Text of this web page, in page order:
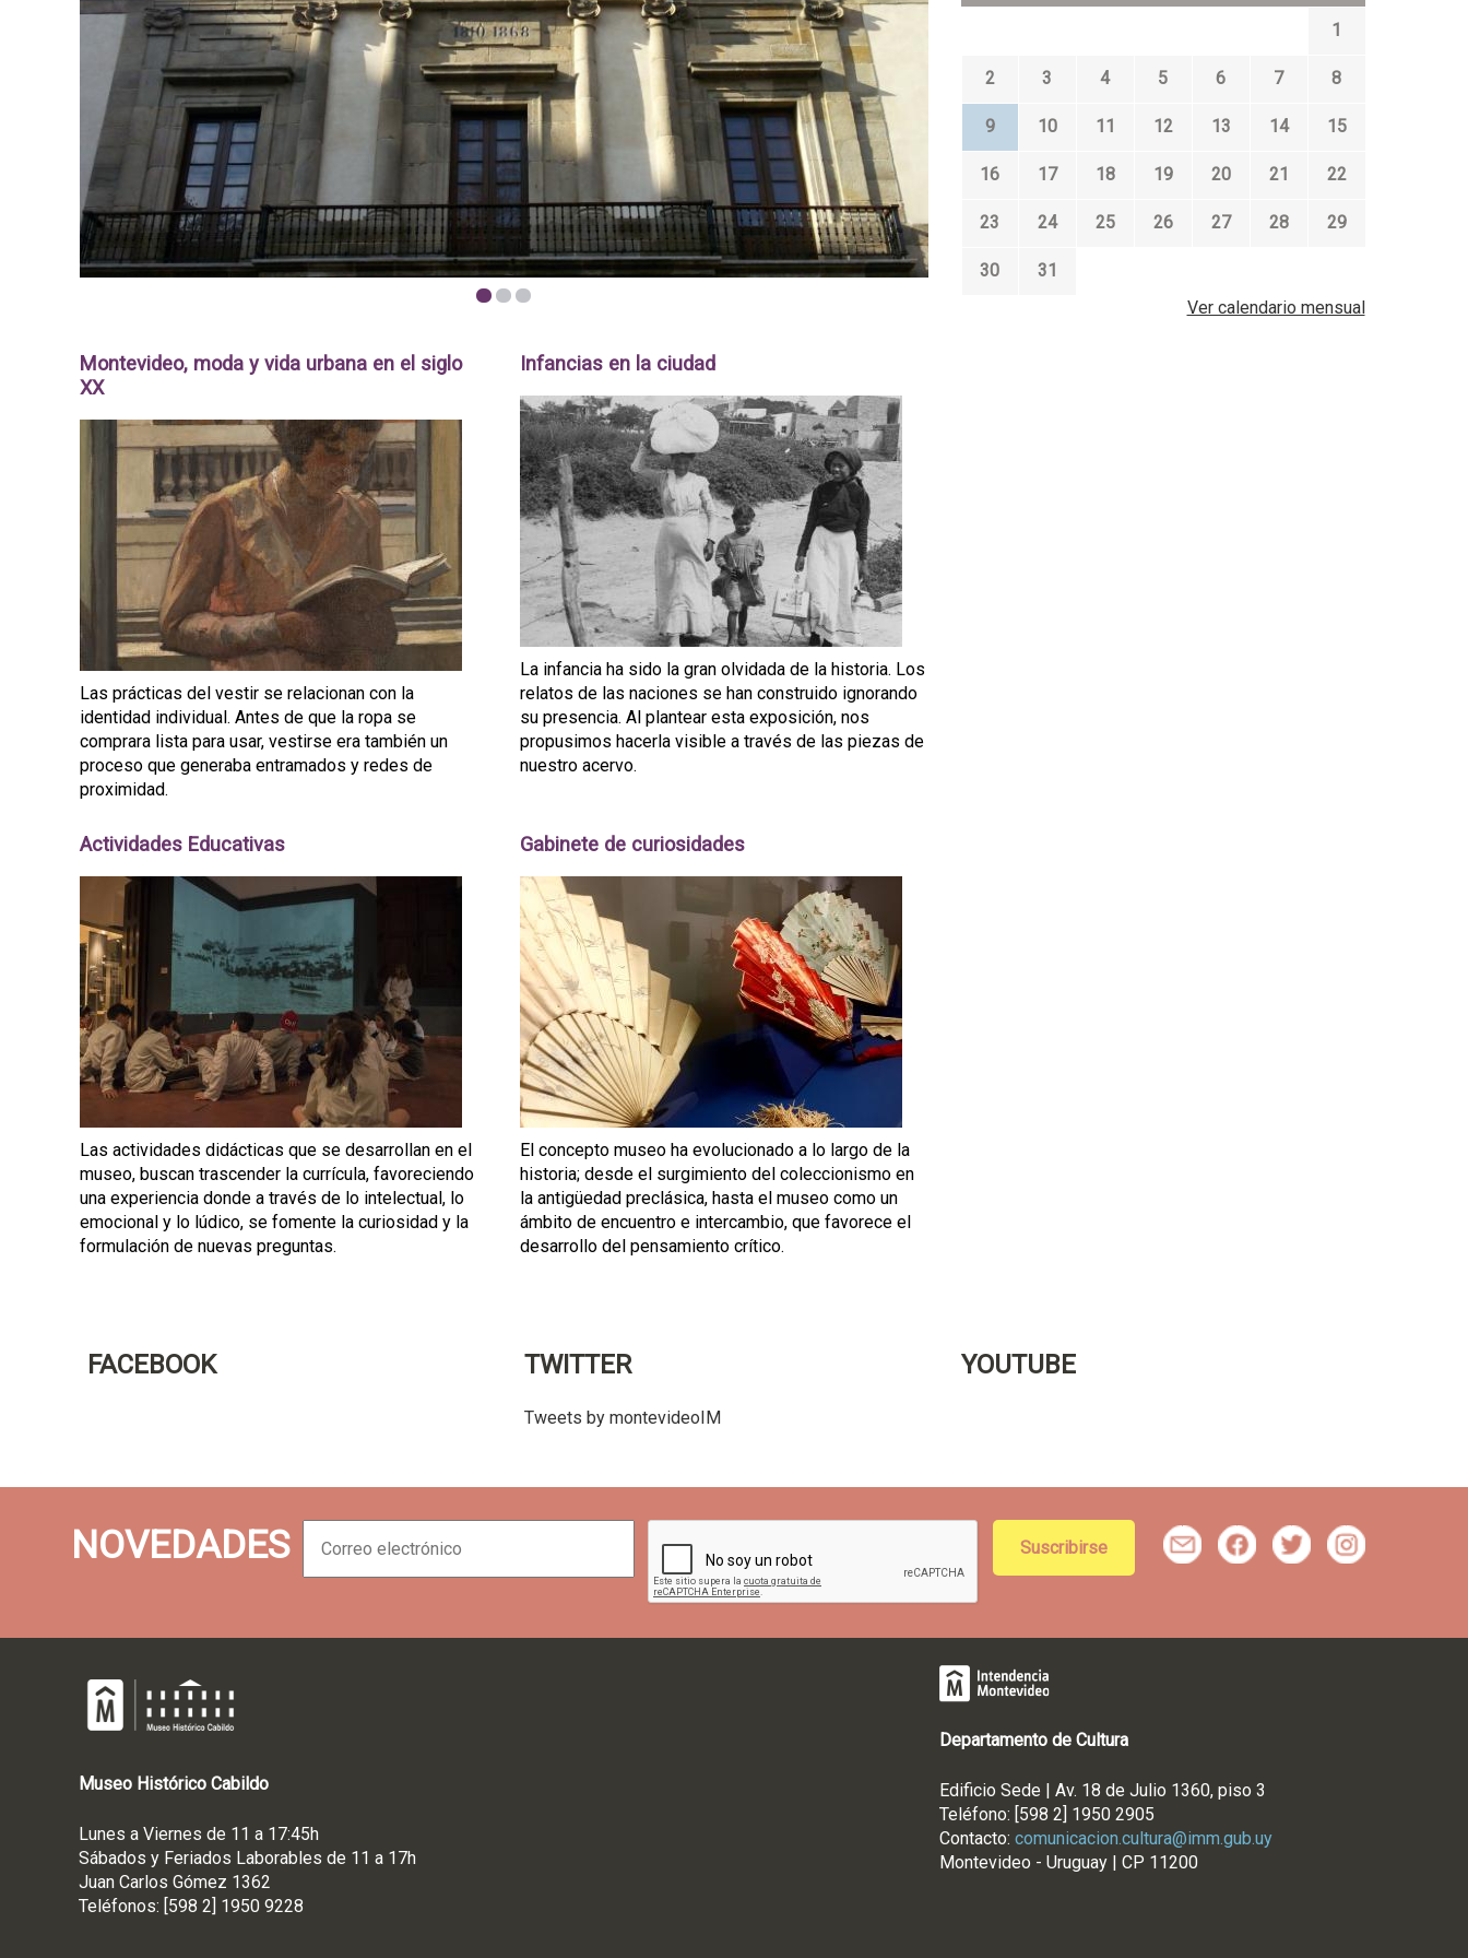
Montevideo, moda y vida urbana en el siglo
XX
Las prácticas del vestir se relacionan con la
identidad individual. Antes de que la ropa se
comprara lista para usar, vestirse era también un
proceso que generaba entramados y redes de
proximidad.
Infancias en la ciudad
La infancia ha sido la gran olvidada de la historia. Los
relatos de las naciones se han construido ignorando
su presencia. Al plantear esta exposición, nos
propusimos hacerla visible a través de las piezas de
nuestro acervo.
Actividades Educativas
Las actividades didácticas que se desarrollan en el
museo, buscan trascender la currícula, favoreciendo
una experiencia donde a través de lo intelectual, lo
emocional y lo lúdico, se fomente la curiosidad y la
formulación de nuevas preguntas.
Gabinete de curiosidades
El concepto museo ha evolucionado a lo largo de la
historia; desde el surgimiento del coleccionismo en
la antigüedad preclásica, hasta el museo como un
ámbito de encuentro e intercambio, que favorece el
desarrollo del pensamiento crítico.
1
2 3 4 5 6 7 8
9 10 11 12 13 14 15
16 17 18 19 20 21 22
23 24 25 26 27 28 29
30
31
Ver calendario mensual
FACEBOOK TWITTER
Tweets by montevideoIM
YOUTUBE
NOVEDADES
C
o
c
p
Museo Histórico Cabildo
Lunes a Viernes de 11 a 17:45h
Sábados y Feriados Laborables de 11 a 17h
Juan Carlos Gómez 1362
Teléfonos: [598 2] 1950 9228
Departamento de Cultura
Edificio Sede | Av. 18 de Julio 1360, piso 3
Teléfono: [598 2] 1950 2905
Contacto: comunicacion.cultura@imm.gub.uy
Montevideo - Uruguay | CP 11200